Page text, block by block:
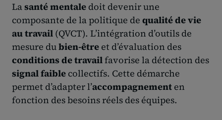
Lasanté mentale doit devenir une
composante de la politique de qualité de vie
au travail (QVCT). L’intégration d’outils de
mesure dubien-être et d’évaluation des
conditions de travailfavorise la détection des
signal faible collectifs. Cette démarche
permet d’adapter l’accompagnement en
fonction des besoins réels des équipes.